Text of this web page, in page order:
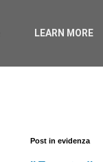
Post in evidenza
LEARN MORE